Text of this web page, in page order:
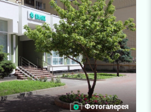
Фотогалерея